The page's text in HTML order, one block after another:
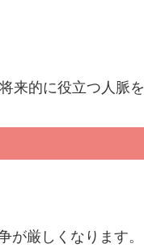
的に役立つ人脈
が厳しくなります。